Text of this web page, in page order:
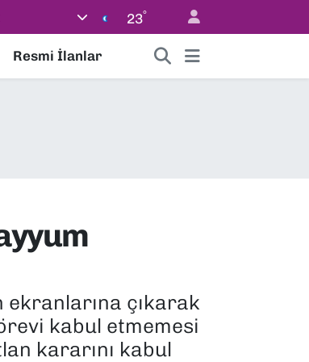
23°
Resmi İlanlar
ekranlarına çıkarak
kabul etmemesi
kararını kabul